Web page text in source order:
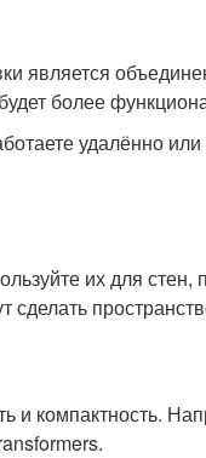
является
более
удалённо
их для
сделать
и компактность.